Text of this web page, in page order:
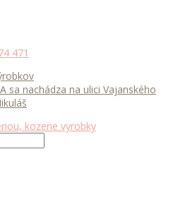
471
sa nachádza na ulici Vajanského